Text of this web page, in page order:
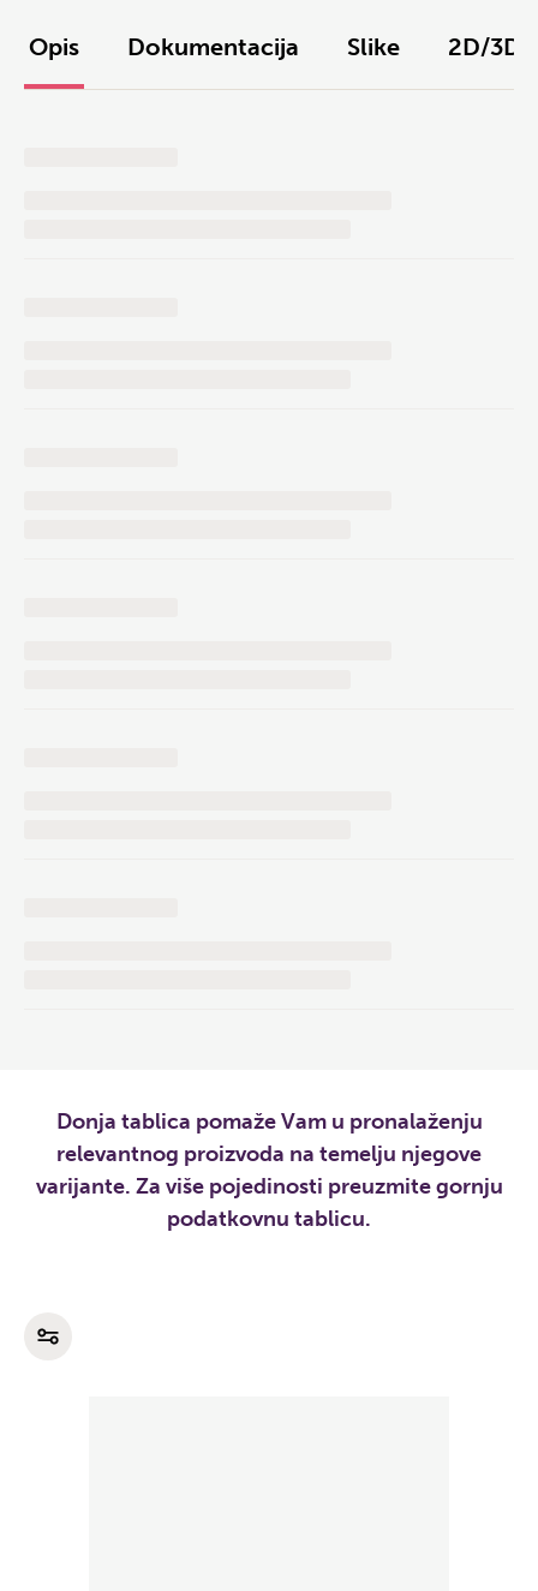
Opis Dokumentacija Slike 2D/3D
Donja tablica pomaže Vam u pronalaženju
relevantnog proizvoda na temelju njegove
varijante. Za više pojedinosti preuzmite gornju
podatkovnu tablicu.